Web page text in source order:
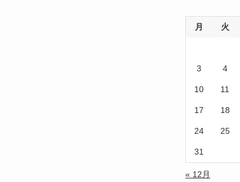
月 火
3 4
10 11
17 18
24 25
31
« 12月